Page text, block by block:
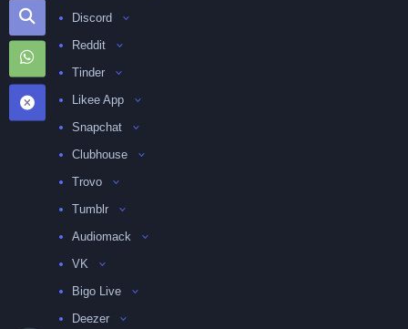
Discord
Reddit
Tinder
Likee App
Snapchat
Clubhouse
Trovo
Tumblr
Audiomack
VK
Bigo Live
Deezer